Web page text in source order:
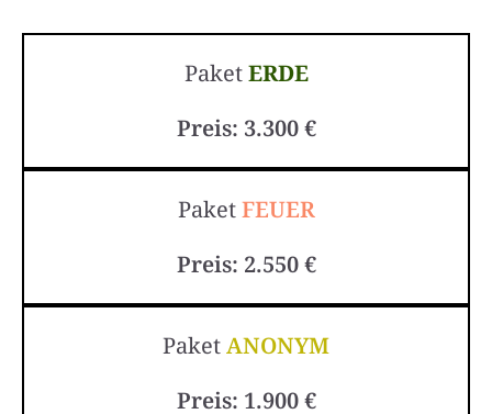
PaketERDE
Preis: 3.300 €
PaketFEUER
Preis: 2.550 €
PaketANONYM
Preis: 1.900 €